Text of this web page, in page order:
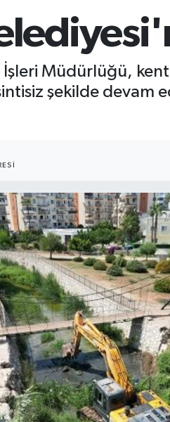
İşleri Müdürlüğü,
şekilde devam